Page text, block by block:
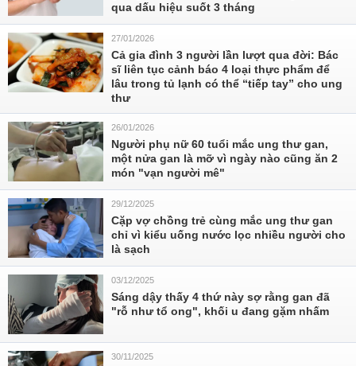
qua dấu hiệu suốt 3 tháng
27/01/2026
Cả gia đình 3 người lần lượt qua đời: Bác
sĩ liên tục cảnh báo 4 loại thực phẩm để
lâu trong tủ lạnh có thể “tiếp tay” cho ung
thư
26/01/2026
Người phụ nữ 60 tuổi mắc ung thư gan,
một nửa gan là mỡ vì ngày nào cũng ăn 2
món "vạn người mê"
29/12/2025
Cặp vợ chồng trẻ cùng mắc ung thư gan
chỉ vì kiểu uống nước lọc nhiều người cho
là sạch
03/12/2025
Sáng dậy thấy 4 thứ này sợ rằng gan đã
"rỗ như tổ ong", khối u đang gặm nhấm
30/11/2025